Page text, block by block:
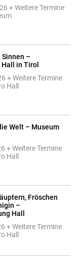
+ Weitere Termine
–
in Tirol
+ Weitere Termine
Hall
Welt – Museum
+ Weitere Termine
Hall
Fröschen
–
Hall
+ Weitere Termine
Hall